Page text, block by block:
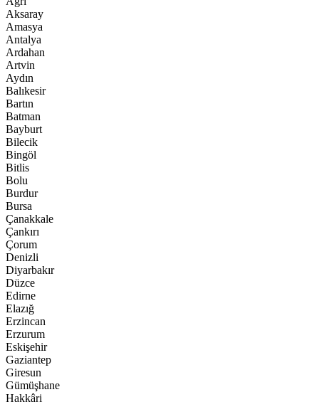
Aksaray
Amasya
Antalya
Ardahan
Artvin
Aydın
Balıkesir
Bartın
Batman
Bayburt
Bilecik
Bingöl
Bitlis
Bolu
Burdur
Bursa
Çanakkale
Çankırı
Çorum
Denizli
Diyarbakır
Düzce
Edirne
Elazığ
Erzincan
Erzurum
Eskişehir
Gaziantep
Giresun
Gümüşhane
Hakkâri